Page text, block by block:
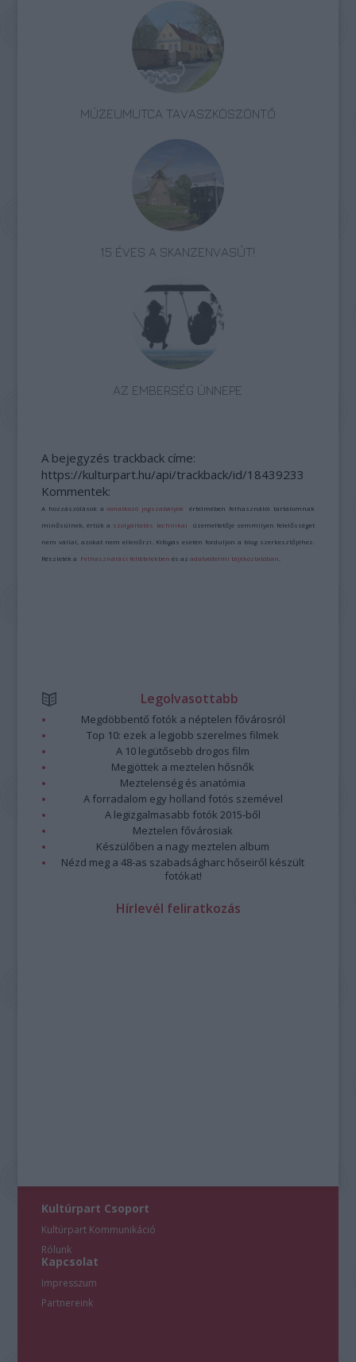
MÚZEUMUTCA TAVASZKÖSZÖNTŐ
15 ÉVES A SKANZENVASÚT!
AZ EMBERSÉG ÜNNEPE
A bejegyzés trackback címe:
https://kulturpart.hu/api/trackback/id/18439233
Kommentek:
A hozzászólások avonatkozó jogszabályok értelmében felhasználói tartalomnak
minősülnek, értük a szolgáltatás technikai üzemeltetője semmilyen felelősséget
nem vállal, azokat nem ellenőrzi. Kifogás esetén forduljon a blog szerkesztőjéhez.
Részletek a Felhasználási feltételekben és azadatvédelmi tájékoztatóban
Legolvasottabb
Megdöbbentő fotók a néptelen fővárosról
Top 10: ezek a legjobb szerelmes filmek
A 10 legütősebb drogos film
Megjöttek a meztelen hősnők
Meztelenség és anatómia
A forradalom egy holland fotós szemével
A legizgalmasabb fotók 2015-ből
Meztelen fővárosiak
Készülőben a nagy meztelen album
Nézd meg a 48-as szabadságharc hőseiről készült
fotókat!
Hírlevél feliratkozás
Kultúrpart Csoport
Kultúrpart Kommunikáció
Rólunk
Kapcsolat
Impresszum
Partnereink